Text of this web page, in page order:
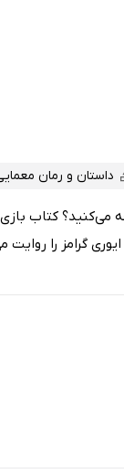
داستان و رمان
می‌کنید؟ کتاب
گرامز را روایت